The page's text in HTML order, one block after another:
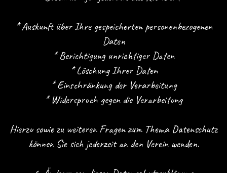
* Auskunft über Ihre gespeicherten personenbezogenen
Daten
* Berichtigung unrichtiger Daten
* Löschung Ihrer Daten
* Einschränkung der Verarbeitung
* Widerspruch gegen die Verarbeitung
Hierzu sowie zu weiteren Fragen zum Thema Datenschutz
können Sie sich jederzeit an den Verein wenden.